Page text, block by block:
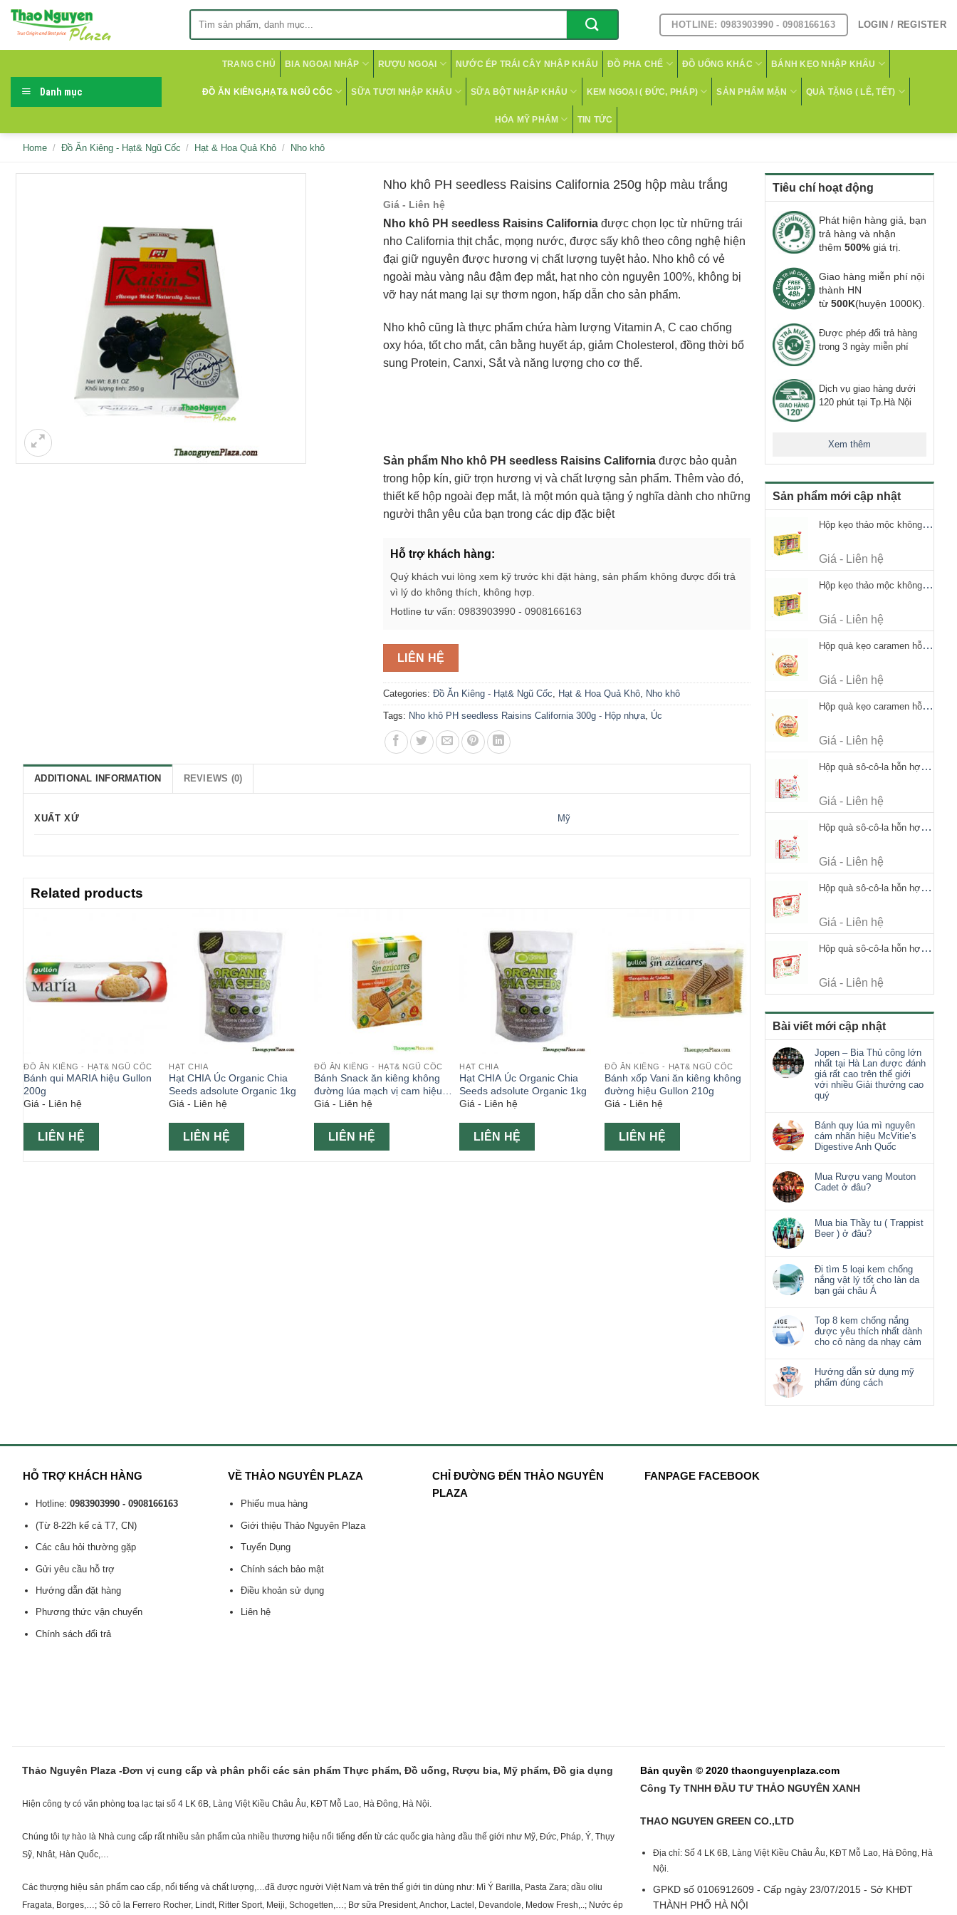
Skip
HOTLINE: 0983903990 - 0908166163 LOGIN / REGISTER
Danh mục
TRANG CHỦ BIA NGOẠI NHẬP RƯỢU NGOẠI NƯỚC ÉP TRÁI CÂY NHẬP KHẨU ĐỒ PHA CHẾ ĐỒ UỐNG KHÁC BÁNH KẸO NHẬP KHẨU
ĐỒ ĂN KIÊNG,HẠT& NGŨ CỐC SỮA TƯƠI NHẬP KHẨU SỮA BỘT NHẬP KHẨU KEM NGOẠI ( ĐỨC, PHÁP) SẢN PHẨM MẶN QUÀ TẶNG ( LỄ, TẾT)
HÓA MỸ PHẨM TIN TỨC
Home / Đồ Ăn Kiêng - Hạt& Ngũ Cốc / Hạt & Hoa Quả Khô / Nho khô
Tiêu chí hoạt động
Phát hiện hàng giả, bạn
trả hàng và nhận
thêm 500% giá trị.
Giao hàng miễn phí nội
thành HN
từ 500K(huyện 1000K).
Được phép đổi trả hàng
trong 3 ngày miễn phí
Dịch vụ giao hàng dưới
120 phút tại Tp.Hà Nội
Xem thêm
Sản phẩm mới cập nhật
Hộp kẹo thảo mộc không đường Ricola Signature 112.5g
Giá - Liên hệ
Hộp kẹo thảo mộc không đường Ricola Signature 112.5g
Giá - Liên hệ
Hộp quà kẹo caramen hỗn hợp Werther's Original Caramel Candy 170g
Giá - Liên hệ
Hộp quà kẹo caramen hỗn hợp Werther's Original Caramel Candy 170g
Giá - Liên hệ
Hộp quà sô-cô-la hỗn hợp Merci Petits Chocolate Collection 125g thiếc
Giá - Liên hệ
Hộp quà sô-cô-la hỗn hợp Merci Petits Chocolate Collection 125g thiếc
Giá - Liên hệ
Hộp quà sô-cô-la hỗn hợp Merci Finest Selection 250g thiếc
Giá - Liên hệ
Hộp quà sô-cô-la hỗn hợp Merci Finest Selection 250g thiếc
Giá - Liên hệ
Bài viết mới cập nhật
Jopen – Bia Thủ công lớn
nhất tại Hà Lan được đánh
giá rất cao trên thế giới
với nhiều Giải thưởng cao
quý
Bánh quy lúa mì nguyên
cám nhãn hiệu McVitie’s
Digestive Anh Quốc
Mua Rượu vang Mouton
Cadet ở đâu?
Mua bia Thầy tu ( Trappist
Beer ) ở đâu?
Đi tìm 5 loại kem chống
nắng vật lý tốt cho làn da
bạn gái châu Á
Top 8 kem chống nắng
được yêu thích nhất dành
cho cô nàng da nhạy cảm
Hướng dẫn sử dụng mỹ
phẩm đúng cách
Nho khô PH seedless Raisins California 250g hộp màu trắng
Giá - Liên hệ
Nho khô PH seedless Raisins California được chọn lọc từ những trái
nho California thịt chắc, mọng nước, được sấy khô theo công nghệ hiện
đại giữ nguyên được hương vị chất lượng tuyệt hảo. Nho khô có vẻ
ngoài màu vàng nâu đậm đẹp mắt, hạt nho còn nguyên 100%, không bị
vỡ hay nát mang lại sự thơm ngon, hấp dẫn cho sản phẩm.
Nho khô cũng là thực phẩm chứa hàm lượng Vitamin A, C cao chống
oxy hóa, tốt cho mắt, cân bằng huyết áp, giảm Cholesterol, đồng thời bổ
sung Protein, Canxi, Sắt và năng lượng cho cơ thể.
Sản phẩm Nho khô PH seedless Raisins California được bảo quản
trong hộp kín, giữ trọn hương vị và chất lượng sản phẩm. Thêm vào đó,
thiết kế hộp ngoài đẹp mắt, là một món quà tặng ý nghĩa dành cho những
người thân yêu của bạn trong các dịp đặc biệt
Hỗ trợ khách hàng:
Quý khách vui lòng xem kỹ trước khi đặt hàng, sản phẩm không được đổi trả
vì lý do không thích, không hợp.
Hotline tư vấn: 0983903990 - 0908166163
LIÊN HỆ
Categories: Đồ Ăn Kiêng - Hạt& Ngũ Cốc, Hạt & Hoa Quả Khô, Nho khô
Tags: Nho khô PH seedless Raisins California 300g - Hộp nhựa, Úc
ADDITIONAL INFORMATION REVIEWS (0)
XUẤT XỨ Mỹ
Related products
ĐỒ ĂN KIÊNG - HẠT& NGŨ CỐC
Bánh qui MARIA hiệu Gullon
200g
Giá - Liên hệ
LIÊN HỆ
HẠT CHIA
Hạt CHIA Úc Organic Chia
Seeds adsolute Organic 1kg
Giá - Liên hệ
LIÊN HỆ
ĐỒ ĂN KIÊNG - HẠT& NGŨ CỐC
Bánh Snack ăn kiêng không
đường lúa mạch vị cam hiệu
Gullon 216g
Giá - Liên hệ
LIÊN HỆ
HẠT CHIA
Hạt CHIA Úc Organic Chia
Seeds adsolute Organic 1kg
Giá - Liên hệ
LIÊN HỆ
ĐỒ ĂN KIÊNG - HẠT& NGŨ CỐC
Bánh xốp Vani ăn kiêng không
đường hiệu Gullon 210g
Giá - Liên hệ
LIÊN HỆ
HỖ TRỢ KHÁCH HÀNG
Hotline: 0983903990 - 0908166163
(Từ 8-22h kể cả T7, CN)
Các câu hỏi thường gặp
Gửi yêu cầu hỗ trợ
Hướng dẫn đặt hàng
Phương thức vận chuyển
Chính sách đổi trả
VỀ THẢO NGUYÊN PLAZA
Phiếu mua hàng
Giới thiệu Thảo Nguyên Plaza
Tuyển Dụng
Chính sách bảo mật
Điều khoản sử dụng
Liên hệ
CHỈ ĐƯỜNG ĐẾN THẢO NGUYÊN
PLAZA
FANPAGE FACEBOOK
Thảo Nguyên Plaza -Đơn vị cung cấp và phân phối các sản phẩm Thực phẩm, Đồ uống, Rượu bia, Mỹ phẩm, Đồ gia dụng
Hiện công ty có văn phòng toạ lạc tại số 4 LK 6B, Làng Việt Kiều Châu Âu, KĐT Mỗ Lao, Hà Đông, Hà Nội.
Chúng tôi tự hào là Nhà cung cấp rất nhiều sản phẩm của nhiều thương hiệu nổi tiếng đến từ các quốc gia hàng đầu thế giới như Mỹ, Đức, Pháp, Ý, Thụy
Sỹ, Nhât, Hàn Quốc,…
Các thượng hiệu sản phẩm cao cấp, nổi tiếng và chất lượng,…đã được người Việt Nam và trên thế giới tin dùng như: Mì Ý Barilla, Pasta Zara; dầu oliu
Fragata, Borges,…; Sô cô la Ferrero Rocher, Lindt, Ritter Sport, Meiji, Schogetten,…; Bơ sữa President, Anchor, Lactel, Devandole, Medow Fresh,..; Nước ép
Bản quyền © 2020 thaonguyenplaza.com
Công Ty TNHH ĐẦU TƯ THẢO NGUYÊN XANH
THAO NGUYEN GREEN CO.,LTD
Địa chỉ: Số 4 LK 6B, Làng Việt Kiều Châu Âu, KĐT Mỗ Lao, Hà Đông, Hà
Nội.
GPKD số 0106912609 - Cấp ngày 23/07/2015 - Sở KHĐT
THÀNH PHỐ HÀ NỘI